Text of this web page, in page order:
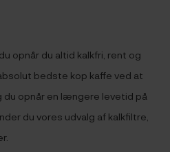
opnår du altid kalkfri, rent og
bedste kop kaffe ved at
du opnår en længere levetid på
du vores udvalg af kalkfiltre,